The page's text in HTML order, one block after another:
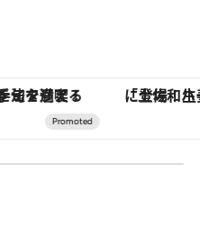
山椒、大葉など目にも舌にも涼を呼ぶ郷土の味 【銀座で出合う最旬美容】美髪ケアや上質